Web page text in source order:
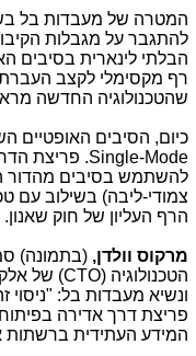
המטרה של מעבדות בל
להתגבר על מגבלות
הבלתי לינארית בסיבים
רף מקסימלי לקצב
שהטכנולוגיה החדשה
כיום, הסיבים האופטיים
Single-Mode. פריצת
להשתמש בסיבים מהדור
צמודי-ליבה) בשילוב עם
הרף העליון של חוק שאנון.
מרקוס וולדן, (בתמונה)
הטכנולוגיה (CTO) של
ונשיא מעבדות בל: "ניסוי
פריצת דרך אדירה
המידע העתידית ברשתות